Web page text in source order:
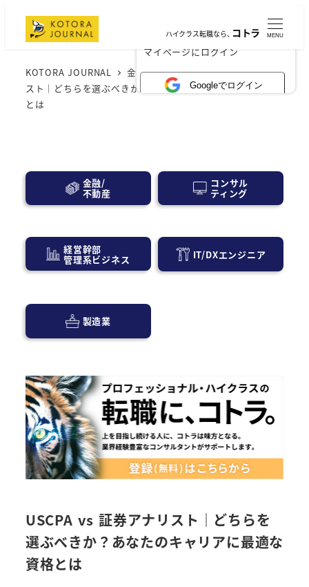
×
マイページにログイン
Googleでログイン
ハイクラス転職なら、コトラ MENU
KOTORA JOURNAL 金融業界
USCPA vs 証券アナリ
スト｜どちらを選ぶべきか？あなたのキャリアに最適な資格
とは
金融/
不動産
コンサル
ティング
経営幹部
管理系ビジネス IT/DXエンジニア
製造業
USCPA vs 証券アナリスト｜どちらを
選ぶべきか？あなたのキャリアに最適な
資格とは